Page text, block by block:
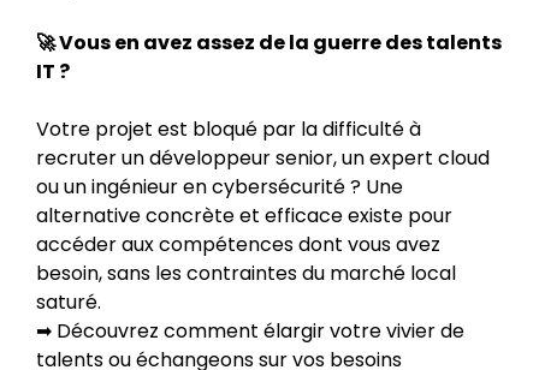
🚀 Vous en avez assez de la guerre des talents
IT ?
Votre projet est bloqué par la difficulté à
recruter un développeur senior, un expert cloud
ou un ingénieur en cybersécurité ? Une
alternative concrète et efficace existe pour
accéder aux compétences dont vous avez
besoin, sans les contraintes du marché local
saturé.
➡ Découvrez comment élargir votre vivier de
talents ou échangeons sur vos besoins